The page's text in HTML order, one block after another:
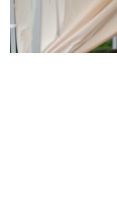
11.30 Uhr: Das
Dienstag, 14. Juli
11.30 Uhr: Das